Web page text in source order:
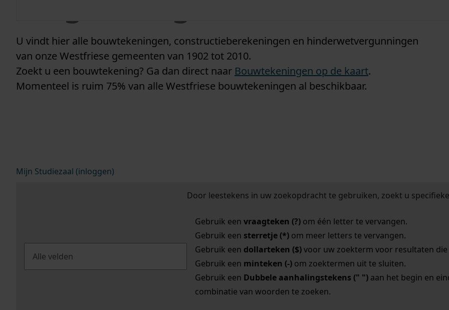
U vindt hier alle bouwtekeningen, constructieberekeningen en hinderwetvergunningen
van onze Westfriese gemeenten van 1902 tot 2010.
Zoekt u een bouwtekening? Ga dan direct naar Bouwtekeningen op de kaart.
Momenteel is ruim 75% van alle Westfriese bouwtekeningen al beschikbaar.
Mijn Studiezaal (inloggen)
Door leestekens in uw zoekopdracht te gebruiken, zoekt u
Gebruik een vraagteken (?)om één letter te vervangen.
Gebruik een sterretje (*)om meer letters te vervangen.
Gebruik een dollarteken ($)voor uw zoekterm voor resultaten die
Gebruik een minteken (-)om zoektermen uit te sluiten.
Gebruik een Dubbele aanhalingstekens (" ")aan het begin en
combinatie van woorden te zoeken.